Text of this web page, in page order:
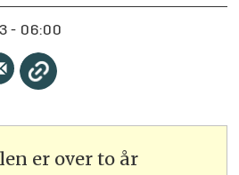
- 06:00
er over to år